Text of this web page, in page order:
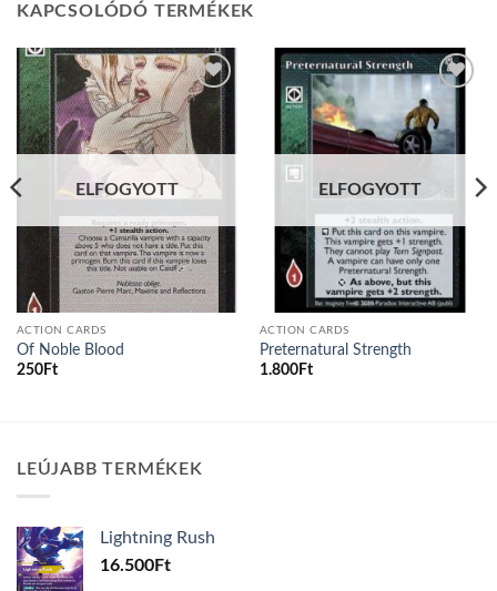
KAPCSOLÓDÓ TERMÉKEK
Add to
wishlist
ELFOGYOTT
ACTION CARDS
Of Noble Blood
250Ft
Add to
wishlist
ELFOGYOTT
ACTION CARDS
Preternatural Strength
1.800Ft
LEÚJABB TERMÉKEK
Lightning Rush
16.500Ft